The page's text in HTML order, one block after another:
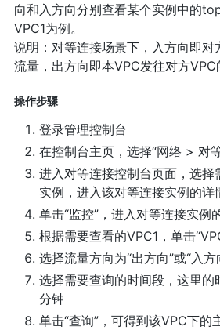
向和入方向分别查看某个实例中的
VPC1为例。
说明：对等连接场景下，入方向即对
流量，出方向即本VPC发往对方VPC
操作步骤
登录管理控制台
在控制台主页，选择“网络 > 对
进入对等连接控制台页面，选择
实例，进入该对等连接实例的详
单击“监控”，进入对等连接实例
根据需要查看的VPC1，单击
选择流量方向为“出方向”或“入方
选择需要查询的时间段，这里的
分钟
单击“查询”，可得到该VPC下